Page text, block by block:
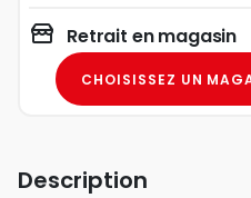
Retrait en magasin
CHOISISSEZ UN
Description